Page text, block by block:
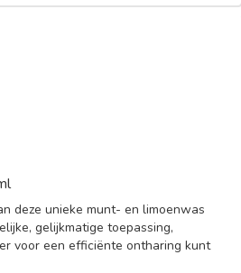
deze unieke munt- en limoenwas
gelijkmatige toepassing,
voor een efficiënte ontharing kunt